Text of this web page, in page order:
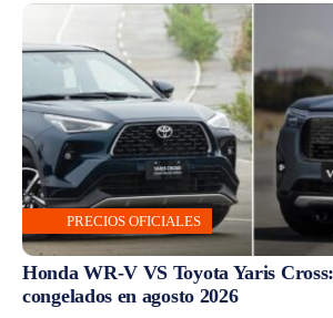
PRECIOS OFICIALES
Honda WR-V VS Toyota Yaris
congelados en agosto 2026